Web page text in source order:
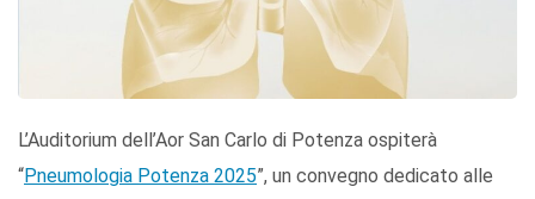
L’Auditorium dell’Aor San Carlo di Potenza ospiterà
“Pneumologia Potenza 2025”, un convegno dedicato alle